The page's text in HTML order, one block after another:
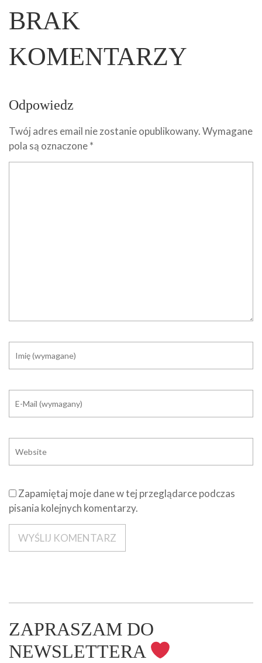
BRAK
KOMENTARZY
Odpowiedz
Twój adres email nie zostanie opublikowany.Wymagane
pola są oznaczone*
Zapamiętaj moje dane w tej przeglądarce podczas
pisania kolejnych komentarzy.
ZAPRASZAM DO
NEWSLETTERA